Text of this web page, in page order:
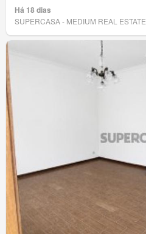
Há 18 dias
SUPERCASA - MEDIUM REAL ESTATE